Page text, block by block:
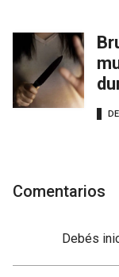
Comentarios
Debés